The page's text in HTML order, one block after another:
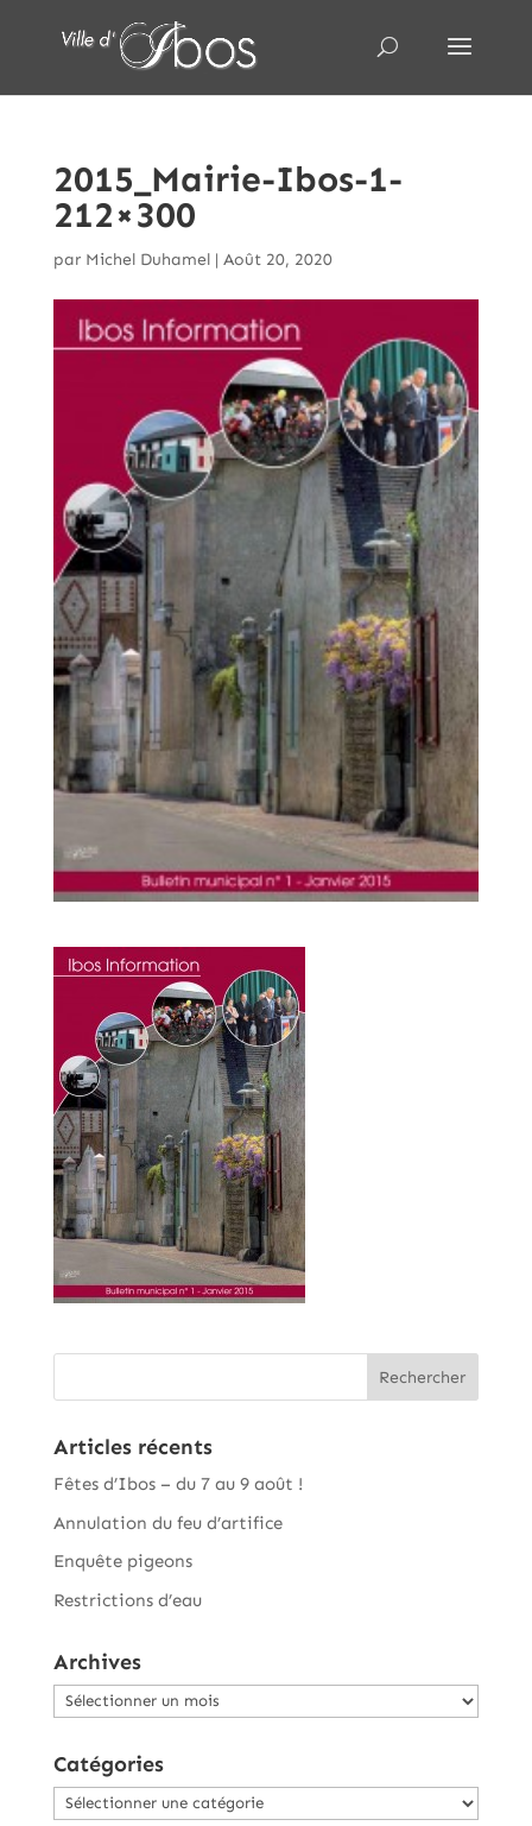
2015_Mairie-Ibos-1-
212×300
par Michel Duhamel| Août 20, 2020
Articles récents
Fêtes d’Ibos – du 7 au 9 août !
Annulation du feu d’artifice
Enquête pigeons
Restrictions d’eau
Archives
Archives
Catégories
Catégories